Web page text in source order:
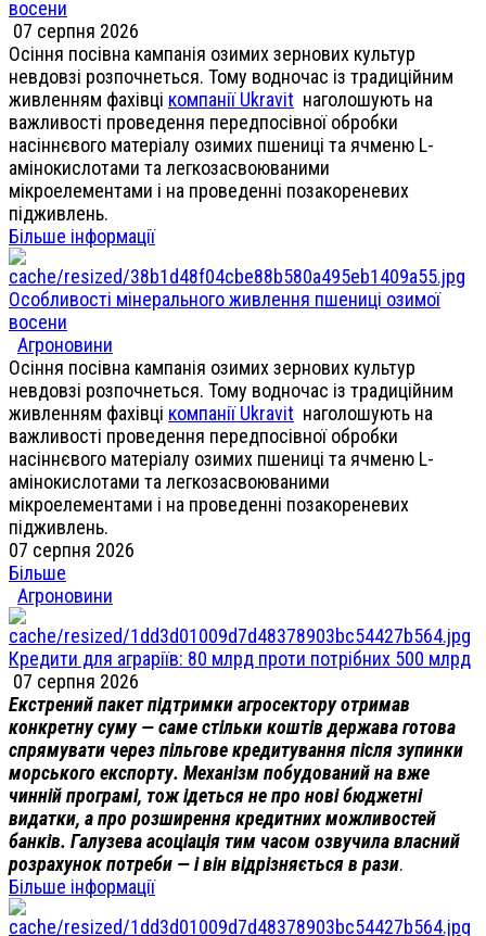
восени
07 серпня 2026
Осіння посівна кампанія озимих зернових культур
невдовзі розпочнеться. Тому водночас із традиційним
живленням фахівці компанії Ukravit наголошують на
важливості проведення передпосівної обробки
насіннєвого матеріалу озимих пшениці та ячменю L-
амінокислотами та легкозасвоюваними
мікроелементами і на проведенні позакореневих
підживлень.
Більше інформації
Особливості мінерального живлення пшениці озимої
восени
Агроновини
Осіння посівна кампанія озимих зернових культур
невдовзі розпочнеться. Тому водночас із традиційним
живленням фахівці компанії Ukravit наголошують на
важливості проведення передпосівної обробки
насіннєвого матеріалу озимих пшениці та ячменю L-
амінокислотами та легкозасвоюваними
мікроелементами і на проведенні позакореневих
підживлень.
07 серпня 2026
Більше
Агроновини
Кредити для аграріїв: 80 млрд проти потрібних 500 млрд
07 серпня 2026
Екстрений пакет підтримки агросектору отримав
конкретну суму — саме стільки коштів держава готова
спрямувати через пільгове кредитування після зупинки
морського експорту. Механізм побудований на вже
чинній програмі, тож ідеться не про нові бюджетні
видатки, а про розширення кредитних можливостей
банків. Галузева асоціація тим часом озвучила власний
розрахунок потреби — і він відрізняється в рази.
Більше інформації